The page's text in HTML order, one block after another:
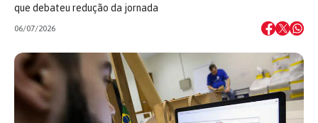
que debateu redução da jornada
06/07/2026